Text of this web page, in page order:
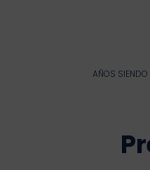
AÑOS SIENDO